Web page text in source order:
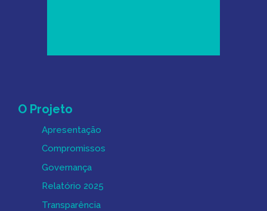
Mapa do Site
O Projeto
Apresentação
Compromissos
Governança
Relatório 2025
Transparência